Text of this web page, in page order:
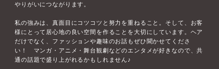
やりがいにつながります。
私の強みは、真面目にコツコツと努力を重ねること。そして、お客
様にとって居心地の良い空間を作ることを大切にしています。ヘア
だけでなく、ファッションや趣味のお話もぜひ聞かせてくださ
い！ マンガ・アニメ・舞台観劇などのエンタメが好きなので、共
通の話題で盛り上がれるかもしれません♪